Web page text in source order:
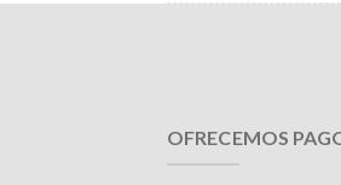
OFRECEMOS